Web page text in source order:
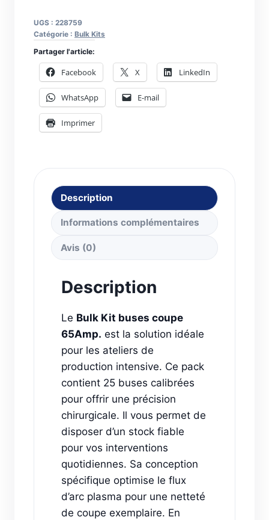
Kit
buses
coupe
65Amp.
PMX65/85/105
UGS : 228759
Catégorie : Bulk Kits
Partager l'article:
Facebook X LinkedIn
WhatsApp E-mail
Imprimer
Description
Informations complémentaires
Avis (0)
Description
Le Bulk Kit buses coupe
65Amp. est la solution idéale
pour les ateliers de
production intensive. Ce pack
contient 25 buses calibrées
pour offrir une précision
chirurgicale. Il vous permet de
disposer d’un stock fiable
pour vos interventions
quotidiennes. Sa conception
spécifique optimise le flux
d’arc plasma pour une netteté
de coupe exemplaire. En